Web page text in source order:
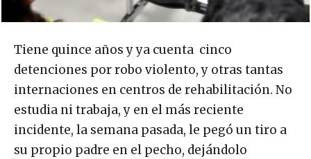
Tiene quince años y ya cuenta cinco
detenciones por robo violento, y otras tantas
internaciones en centros de rehabilitación. No
estudia ni trabaja, y en el más reciente
incidente, la semana pasada, le pegó un tiro a
su propio padre en el pecho, dejándolo